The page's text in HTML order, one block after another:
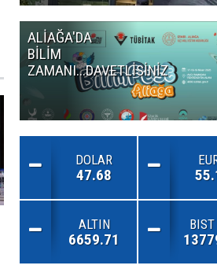
ALİAĞA'DA
BİLİM
ZAMANI...DAVETLİSİNİZ
DOLAR
47.68
ALTIN
6659.71